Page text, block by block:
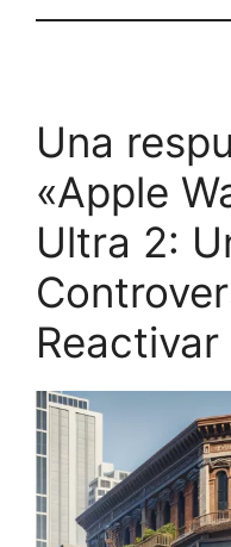
Una
«Apple
Ultra 2: